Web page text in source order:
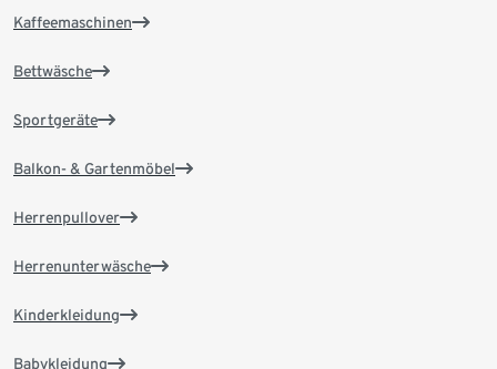
Kaffeemaschinen
Bettwäsche
Sportgeräte
Balkon- & Gartenmöbel
Herrenpullover
Herrenunterwäsche
Kinderkleidung
Babykleidung